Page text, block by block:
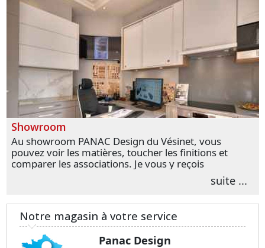
Showroom
Au showroom PANAC Design du Vésinet, vous
pouvez voir les matières, toucher les finitions et
comparer les associations. Je vous y reçois
personnellement pour parler de votre projet et
transformer vos premières idées en choix plussuite ...
Notre magasin à votre service
Panac Design